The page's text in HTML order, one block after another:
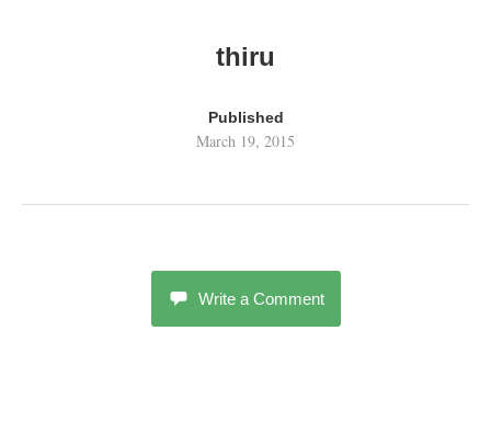
thiru
Published
March 19, 2015
Write a Comment